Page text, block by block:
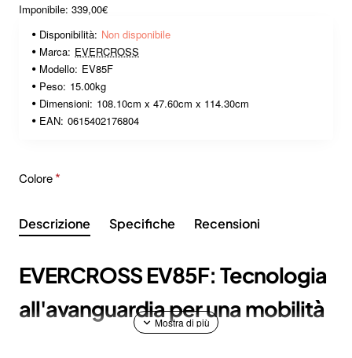
Imponibile: 339,00€
Disponibilità: Non disponibile
Marca: EVERCROSS
Modello: EV85F
Peso: 15.00kg
Dimensioni: 108.10cm x 47.60cm x 114.30cm
EAN: 0615402176804
Colore
Descrizione Specifiche Recensioni
EVERCROSS EV85F: Tecnologia
all'avanguardia per una mobilità
urbana intelligente